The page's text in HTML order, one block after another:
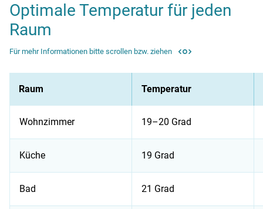
Optimale Temperatur für jeden
Raum
Für mehr Informationen bitte scrollen bzw. ziehen
Raum Temperatur
Wohnzimmer 19–20 Grad
Küche 19 Grad
Bad 21 Grad